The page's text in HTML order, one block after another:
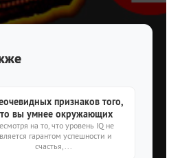
признаков того,
вы умнее окружающих
на то, что уровень IQ не
гарантом успешности и
счастья,...